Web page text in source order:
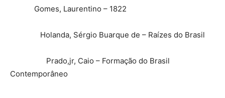
Gomes, Laurentino – 1822
Holanda, Sérgio Buarque de – Raízes do Brasil
Prado,jr, Caio – Formação do Brasil
Contemporâneo